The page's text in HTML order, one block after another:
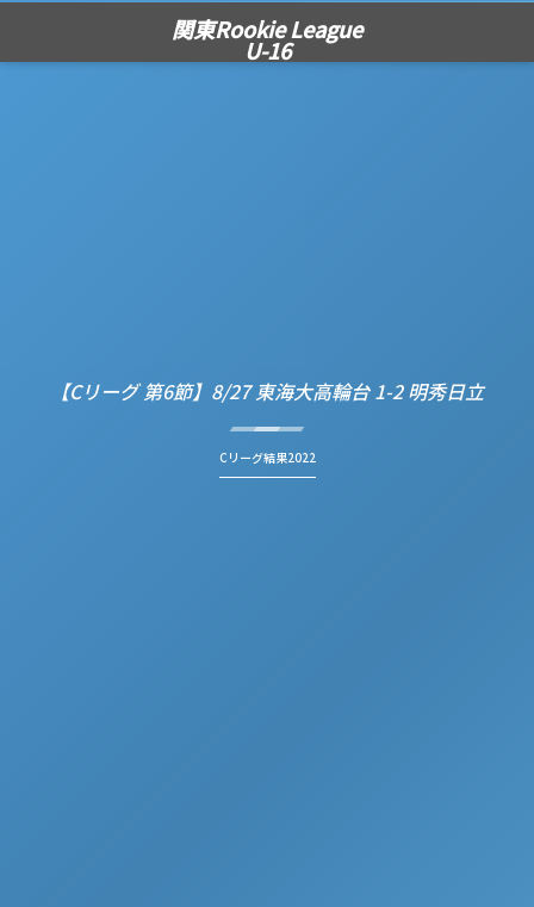
関東Rookie League
U-16
【Cリーグ 第6節】8/27 東海大高輪台 1-2 明秀日立
Cリーグ結果2022